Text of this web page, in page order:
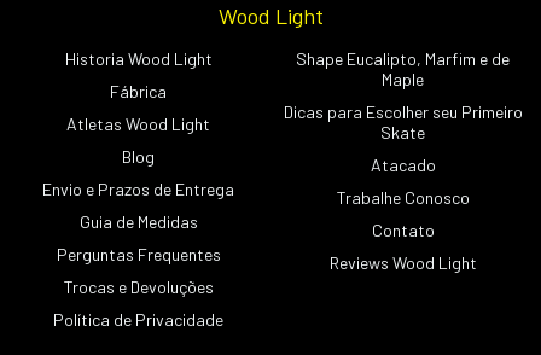
Wood Light
Historia Wood Light
Fábrica
Atletas Wood Light
Blog
Envio e Prazos de Entrega
Guia de Medidas
Perguntas Frequentes
Trocas e Devoluções
Política de Privacidade
Shape Eucalipto, Marfim e de
Maple
Dicas para Escolher seu Primeiro
Skate
Atacado
Trabalhe Conosco
Contato
Reviews Wood Light